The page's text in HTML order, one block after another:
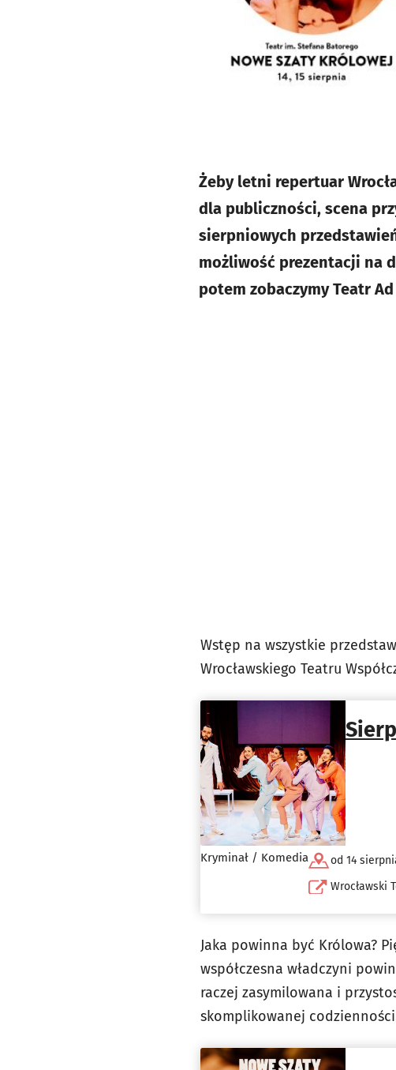
Żeby letni repertuar
dla publiczności, scena
sierpniowych
możliwość prezentacji na
potem zobaczymy Teatr
Wstęp na wszystkie
Wrocławskiego Teatru
Kryminał / Komedia
od 14
Wrocławski
Jaka powinna być Królowa?
współczesna władczyni
raczej zasymilowana i
skomplikowanej